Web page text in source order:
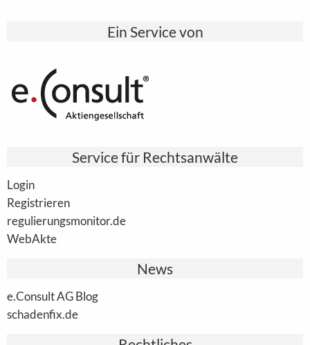
Ein Service von
Service für Rechtsanwälte
Login
Registrieren
regulierungsmonitor.de
WebAkte
News
e.Consult AG Blog
schadenfix.de